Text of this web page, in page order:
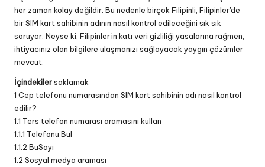
her zaman kolay değildir. Bu nedenle birçok Filipinli, Filipinler'de
bir SIM kart sahibinin adının nasıl kontrol edileceğini sık sık
soruyor. Neyse ki, Filipinler'in katı veri gizliliği yasalarına rağmen,
ihtiyacınız olan bilgilere ulaşmanızı sağlayacak yaygın çözümler
mevcut.
İçindekilersaklamak
1 Cep telefonu numarasından SIM kart sahibinin adı nasıl kontrol
edilir?
1.1 Ters telefon numarası aramasını kullan
1.1.1 Telefonu Bul
1.1.2 BuSayı
1.2 Sosyal medya araması